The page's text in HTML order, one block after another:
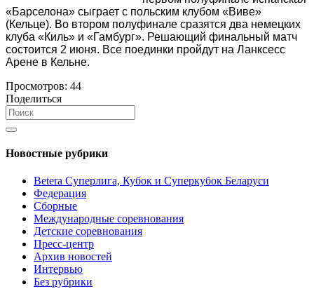
«Барселона» сыграет с польским клубом «Виве»
(Кельце). Во втором полуфинале сразятся два немецких
клуба «Киль» и «Гамбург». Решающий финальный матч
состоится 2 июня. Все поединки пройдут на Ланксесс
Арене в Кельне.
Просмотров: 44
Поделиться
Новостные рубрики
Betera Суперлига, Кубок и Суперкубок Беларуси
Федерация
Сборные
Международные соревнования
Детские соревнования
Пресс-центр
Архив новостей
Интервью
Без рубрики